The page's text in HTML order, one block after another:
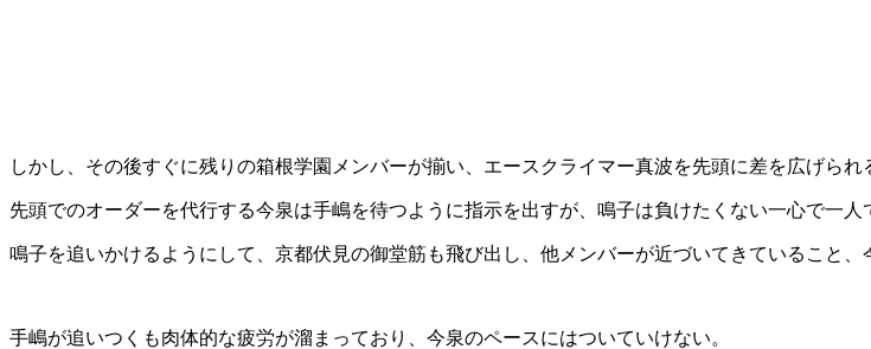
しかし、その後すぐに残りの箱根学園メンバーが揃い、エースクライマー真波を先頭に差を広げられ
先頭でのオーダーを代行する今泉は手嶋を待つように指示を出すが、鳴子は負けたくない一心で一人
鳴子を追いかけるようにして、京都伏見の御堂筋も飛び出し、他メンバーが近づいてきていること
手嶋が追いつくも肉体的な疲労が溜まっており、今泉のペースにはついていけない。